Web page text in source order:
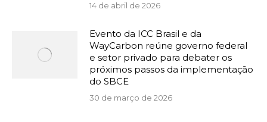
14 de abril de 2026
Evento da ICC Brasil e da
WayCarbon reúne governo federal
e setor privado para debater os
próximos passos da implementação
do SBCE
30 de março de 2026